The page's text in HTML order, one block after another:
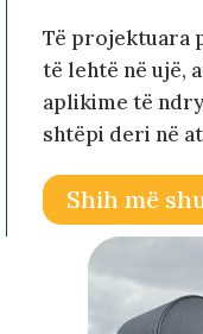
Të projektuara
të lehtë në ujë,
aplikime të
shtëpi deri në
Shih më